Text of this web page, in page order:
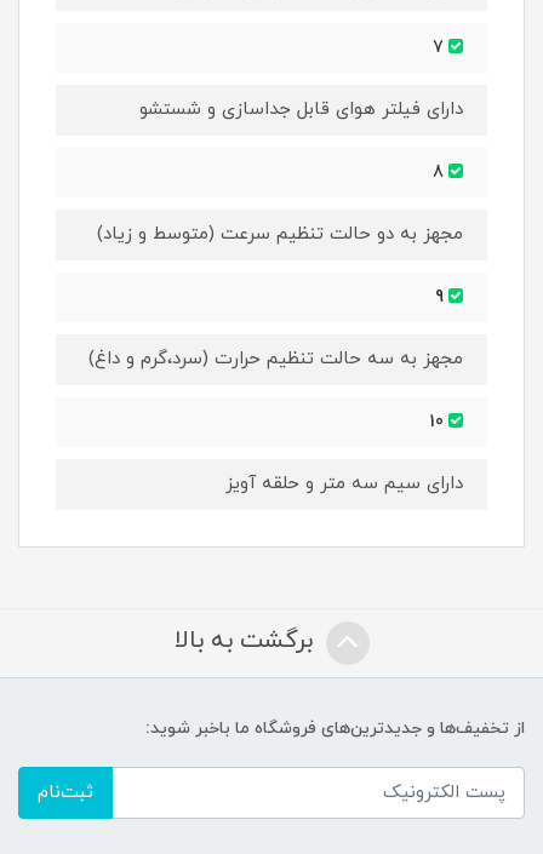
دارای فیلتر هوای قابل جداسازی و شستشو
مجهز به دو حالت تنظیم سرعت (متوسط و زیاد)
مجهز به سه حالت تنظیم حرارت (سرد،گرم و داغ)
دارای سیم سه متر و حلقه آویز
برگشت به بالا
از تخفیف‌ها و جدیدترین‌های فروشگاه ما باخبر شوید:
ثبت‌نام